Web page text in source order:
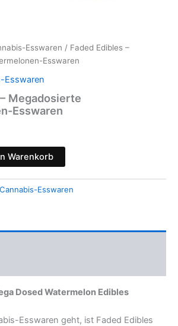
Esswaren / Faded Edibles –
Esswaren
Esswaren
Megadosierte
Esswaren
Warenkorb
Esswaren
Dosed Watermelon Edibles
Esswaren geht, ist Faded Edibles